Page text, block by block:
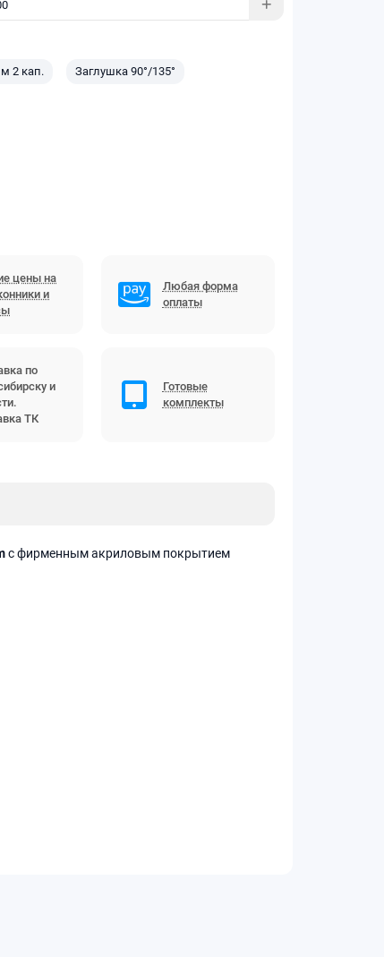
2 кап. Заглушка 90°/135°
цены на
и
Любая форма
оплаты
по
и
ТК
Готовые
комплекты
с фирменным акриловым покрытием